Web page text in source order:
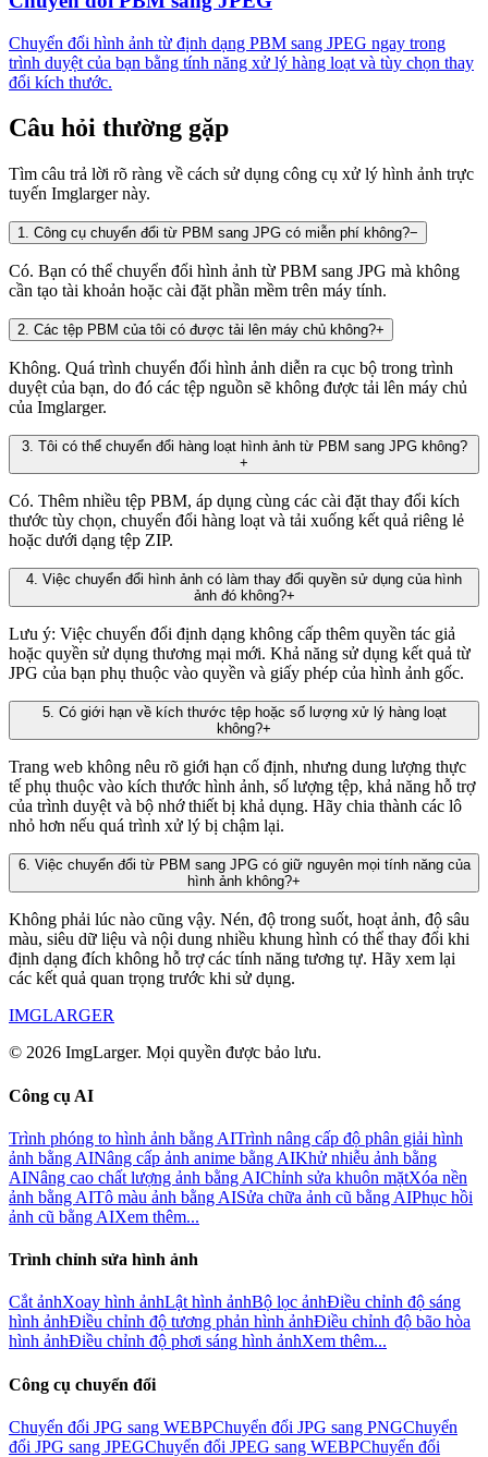
Chuyển đổi hình ảnh từ định dạng PBM sang JPEG ngay trong
trình duyệt của bạn bằng tính năng xử lý hàng loạt và tùy chọn thay
đổi kích thước.
Câu hỏi thường gặp
Tìm câu trả lời rõ ràng về cách sử dụng công cụ xử lý hình ảnh trực
tuyến Imglarger này.
1. Công cụ chuyển đổi từ PBM sang JPG có miễn phí không?−
Có. Bạn có thể chuyển đổi hình ảnh từ PBM sang JPG mà không
cần tạo tài khoản hoặc cài đặt phần mềm trên máy tính.
2. Các tệp PBM của tôi có được tải lên máy chủ không?+
Không. Quá trình chuyển đổi hình ảnh diễn ra cục bộ trong trình
duyệt của bạn, do đó các tệp nguồn sẽ không được tải lên máy chủ
của Imglarger.
3. Tôi có thể chuyển đổi hàng loạt hình ảnh từ PBM sang JPG không?
+
Có. Thêm nhiều tệp PBM, áp dụng cùng các cài đặt thay đổi kích
thước tùy chọn, chuyển đổi hàng loạt và tải xuống kết quả riêng lẻ
hoặc dưới dạng tệp ZIP.
4. Việc chuyển đổi hình ảnh có làm thay đổi quyền sử dụng của hình
ảnh đó không?+
Lưu ý: Việc chuyển đổi định dạng không cấp thêm quyền tác giả
hoặc quyền sử dụng thương mại mới. Khả năng sử dụng kết quả từ
JPG của bạn phụ thuộc vào quyền và giấy phép của hình ảnh gốc.
5. Có giới hạn về kích thước tệp hoặc số lượng xử lý hàng loạt
không?+
Trang web không nêu rõ giới hạn cố định, nhưng dung lượng thực
tế phụ thuộc vào kích thước hình ảnh, số lượng tệp, khả năng hỗ trợ
của trình duyệt và bộ nhớ thiết bị khả dụng. Hãy chia thành các lô
nhỏ hơn nếu quá trình xử lý bị chậm lại.
6. Việc chuyển đổi từ PBM sang JPG có giữ nguyên mọi tính năng của
hình ảnh không?+
Không phải lúc nào cũng vậy. Nén, độ trong suốt, hoạt ảnh, độ sâu
màu, siêu dữ liệu và nội dung nhiều khung hình có thể thay đổi khi
định dạng đích không hỗ trợ các tính năng tương tự. Hãy xem lại
các kết quả quan trọng trước khi sử dụng.
IMGLARGER
© 2026 ImgLarger. Mọi quyền được bảo lưu.
Công cụ AI
Trình phóng to hình ảnh bằng AITrình nâng cấp độ phân giải hình
ảnh bằng AINâng cấp ảnh anime bằng AIKhử nhiễu ảnh bằng
AINâng cao chất lượng ảnh bằng AIChỉnh sửa khuôn mặtXóa nền
ảnh bằng AITô màu ảnh bằng AISửa chữa ảnh cũ bằng AIPhục hồi
ảnh cũ bằng AIXem thêm...
Trình chỉnh sửa hình ảnh
Cắt ảnhXoay hình ảnhLật hình ảnhBộ lọc ảnhĐiều chỉnh độ sáng
hình ảnhĐiều chỉnh độ tương phản hình ảnhĐiều chỉnh độ bão hòa
hình ảnhĐiều chỉnh độ phơi sáng hình ảnhXem thêm...
Công cụ chuyển đổi
Chuyển đổi JPG sang WEBPChuyển đổi JPG sang PNGChuyển
đổi JPG sang JPEGChuyển đổi JPEG sang WEBPChuyển đổi